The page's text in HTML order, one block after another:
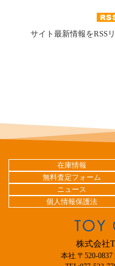
サイト最新情報をRSS
在庫情報
無料査定フォーム
ニュース
個人情報保護法
株式会社
本社 〒520-